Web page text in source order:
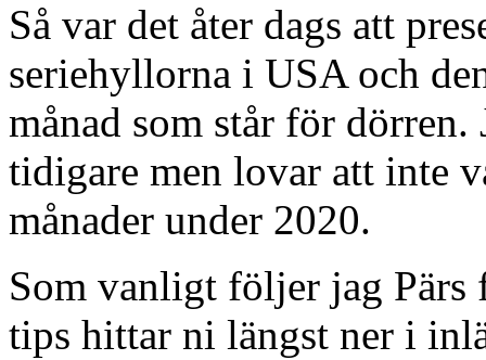
Så var det åter dags att
seriehyllorna i USA och
månad som står för
tidigare men lovar att inte
månader under 2020.
Som vanligt följer jag Pärs
tips hittar ni längst ner i